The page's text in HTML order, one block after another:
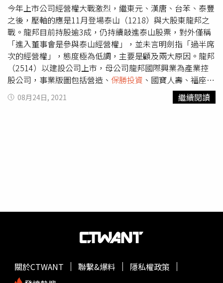
今年上市公司經營權大戰激烈，繼東元、漢唐、台苯、泰豐
之後，壓軸的應是11月登場泰山（1218）與大股東龍邦之
戰。龍邦目前持股逾3成，仍持續敲進泰山股票，對外僅稱
「進入董事會是參與泰山經營權」，並未言明劍指「過半席
次的經營權」，態度極為低調，主要是顧及兩大原因。龍邦
（2514）以建設公司上市，母公司龍邦國際興業為產業控
股公司，事業版圖包括營造、 保勝投資 、國寶人壽、福座開
發等生命殯葬業，還曾涉獵媒體新新聞雜誌，現任董事長劉
偉龍原為龍巖董事長，今年1月為龍邦挖角過來上任，幕後
跡故事還曾拍成電影，且觸及台新金、大同、農林公司經營
此外，龍邦與泰山昔日盟友的關係，也備受外界質疑。為何
保力達的經營權之爭，而透過幕僚法務團隊尋找盟友之中，
邀請龍邦買進泰山股權6℅加入，如今龍邦這三年來敲進的
08月24日, 2021 繼續閱讀
關於CTWANT 聯繫&爆料
隱私權政策